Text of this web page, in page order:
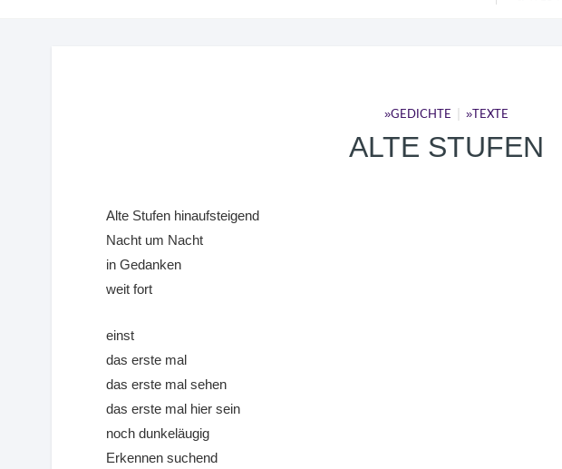
GEDICHTE TEXTE
ALTE STUFEN
Alte Stufen hinaufsteigend
Nacht um Nacht
in Gedanken
weit fort
einst
das erste mal
das erste mal sehen
das erste mal hier sein
noch dunkeläugig
Erkennen suchend